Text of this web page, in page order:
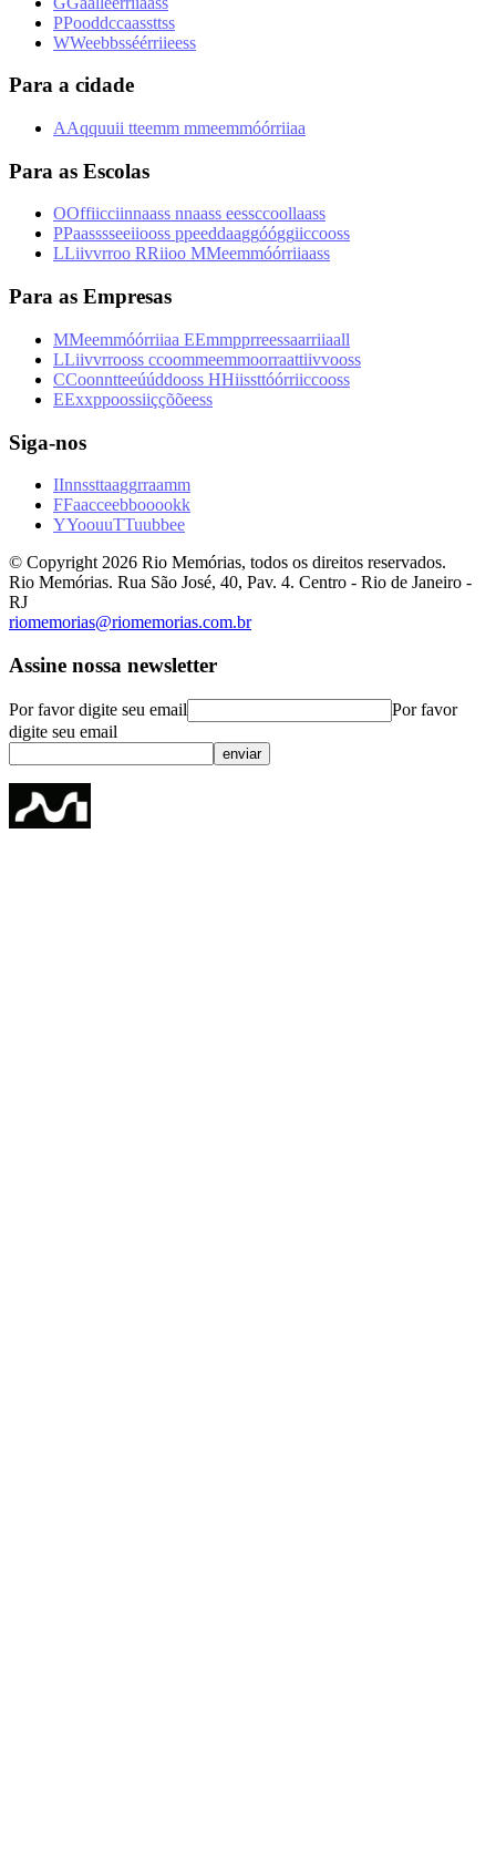
PPooddccaassttss
WWeebbsséérriieess
Para a cidade
AAqquuii tteemm mmeemmóórriiaa
Para as Escolas
OOffiicciinnaass nnaass eessccoollaass
PPaasssseeiiooss ppeeddaaggóóggiiccooss
LLiivvrroo RRiioo MMeemmóórriiaass
Para as Empresas
MMeemmóórriiaa EEmmpprreessaarriiaall
LLiivvrrooss ccoommeemmoorraattiivvooss
CCoonntteeúúddooss HHiissttóórriiccooss
EExxppoossiiççõõeess
Siga-nos
IInnssttaaggrraamm
FFaacceebbooookk
YYoouuTTuubbee
© Copyright 2026 Rio Memórias, todos os direitos reservados.
Rio Memórias. Rua São José, 40, Pav. 4. Centro - Rio de Janeiro -
RJ
riomemorias@riomemorias.com.br
Assine nossa newsletter
Por favor digite seu email
Por favor
digite seu email
enviar